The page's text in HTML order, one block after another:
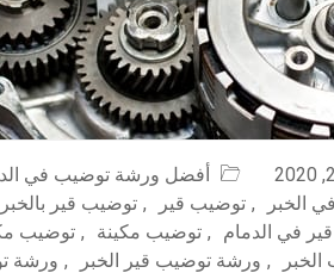
أفضل ورشة توضيب في
الخبر , توضيب قير , توضيب قير بالخبر
في الدمام , توضيب مكينة , توضيب
, ورشة توضيب قير الخبر , ورشة